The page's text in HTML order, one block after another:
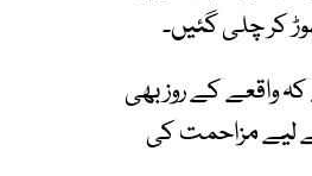
کر چلی گئیں۔
واقعے کے روز بھی
لیے مزاحمت کی